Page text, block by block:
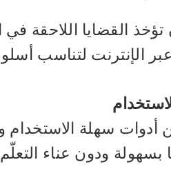
تؤخذ القضايا اللاحقة
الإنترنت لتناسب
سهلة الاستخدام
بسهولة ودون عناء